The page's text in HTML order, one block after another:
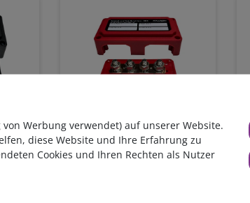
|
4er Hochstrom-
Sammelschiene FraRon |
bis 300A | Farbe: Rot
Werbung verwendet) auf unserer Website.
diese Website und Ihre Erfahrung zu
Cookies und Ihren Rechten als Nutzer